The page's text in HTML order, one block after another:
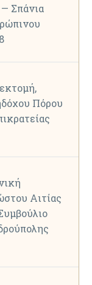
Σπάνια
Πόρου
Αιτίας